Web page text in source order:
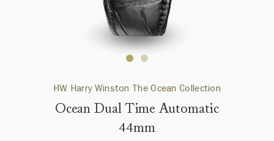
HW Harry Winston The Ocean Collection
Ocean Dual Time Automatic
44mm